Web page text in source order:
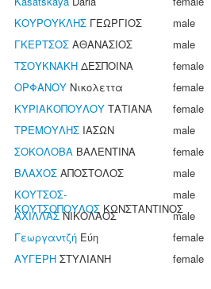
ΚΟΥΡΟΥΚΛΗΣ ΓΕΩΡΓΙΟΣ
male
ΓΚΕΡΤΣΟΣ ΑΘΑΝΑΣΙΟΣ
male
ΤΣΟΥΚΝΑΚΗ ΔΕΣΠΟΙΝΑ
female
ΟΡΦΑΝΟΥ Νικολεττα
female
ΚΥΡΙΑΚΟΠΟΥΛΟΥ ΤΑΤΙΑΝΑ
female
ΤΡΕΜΟΥΛΗΣ ΙΑΣΩΝ
male
ΣΟΚΟΛΟΒΑ ΒΑΛΕΝΤΙΝΑ
female
ΒΛΑΧΟΣ ΑΠΟΣΤΟΛΟΣ
male
ΚΟΥΤΣΟΣ-
ΚΟΥΤΣΟΠΟΥΛΟΣ ΚΩΝΣΤΑΝΤΙΝΟΣ
male
ΑΧΙΛΛΑΣΝΙΚΟΛΑΟΣ
male
Γεωργαντζή Εύη
female
ΑΥΓΕΡΗ ΣΤΥΛΙΑΝΗ female